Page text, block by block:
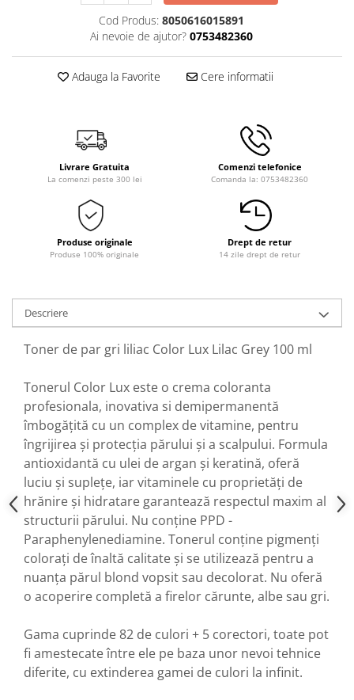
Cod Produs: 8050616015891
Ai nevoie de ajutor? 0753482360
Adauga la Favorite Cere informatii
Livrare Gratuita
La comenzi peste 300 lei
Comenzi telefonice
Comanda la: 0753482360
Produse originale
Produse 100% originale
Drept de retur
14 zile drept de retur
Descriere
Toner de par gri liliac Color Lux Lilac Grey 100 ml
Tonerul Color Lux este o crema coloranta
profesionala, inovativa si demipermanentă
îmbogățită cu un complex de vitamine, pentru
îngrijirea și protecția părului și a scalpului. Formula
antioxidantă cu ulei de argan și keratină, oferă
luciu și suplețe, iar vitaminele cu proprietăți de
hrănire și hidratare garantează respectul maxim al
structurii părului. Nu conține PPD -
Paraphenylenediamine. Tonerul conține pigmenți
colorați de înaltă calitate și se utilizează pentru a
nuanța părul blond vopsit sau decolorat. Nu oferă
o acoperire completă a firelor cărunte, albe sau gri.
Gama cuprinde 82 de culori + 5 corectori, toate pot
fi amestecate între ele pe baza unor nevoi tehnice
diferite, cu extinderea gamei de culori la infinit.